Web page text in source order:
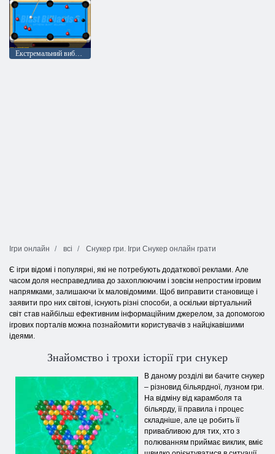
Ігри онлайн всі Снукер гри. Ігри Снукер онлайн грати
Є ігри відомі і популярні, які не потребують додаткової реклами. Але
часом доля несправедлива до захоплюючим і зовсім непростим ігровим
напрямками, залишаючи їх маловідомими. Щоб виправити становище і
заявити про них світові, існують різні способи, а оскільки віртуальний
світ став найбільш ефективним інформаційним джерелом, за допомогою
ігрових порталів можна познайомити користувачів з найцікавішими
ідеями.
Знайомство і трохи історії гри снукер
В даному розділі ви бачите снукер
– різновид більярдної, лузном гри.
На відміну від карамболя та
більярду, її правила і процес
складніше, але це робить її
привабливою для тих, хто з
полюванням приймає виклик, вміє